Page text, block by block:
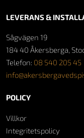
LEVERANS &
Sågvägen 19
184 40 Åkersberga,
Telefon: 08 540 205 45
POLICY
Villkor
Integritetspolicy